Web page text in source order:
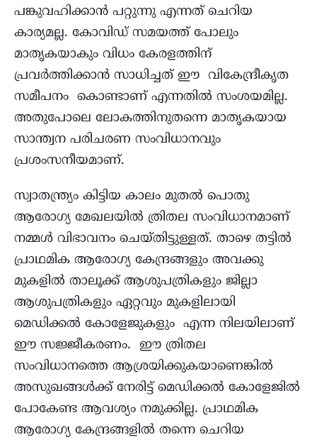
പങ്കുവഹിക്കാൻ പറ്റുന്നു എന്നത് ചെറിയ
കാര്യമല്ല. കോവിഡ് സമയത്ത് പോലും
മാതൃകയാകും വിധം കേരളത്തിന്
പ്രവർത്തിക്കാന്‍ സാധിച്ചത് ഈ വികേന്ദ്രീകൃത
സമീപനം കൊണ്ടാണ് എന്നതിൽ സംശയമില്ല.
അതുപോലെ ലോകത്തിനുതന്നെ മാതൃകയായ
സാന്ത്വന പരിചരണ സംവിധാനവും
പ്രശംസനീയമാണ്.
സ്വാതന്ത്ര്യം കിട്ടിയ കാലം മുതൽ പൊതു
ആരോഗ്യ മേഖലയിൽ ത്രിതല സംവിധാനമാണ്
നമ്മൾ വിഭാവനം ചെയ്തിട്ടുള്ളത്. താഴെ തട്ടില്‍
പ്രാഥമിക ആരോഗ്യ കേന്ദ്രങ്ങളും അവക്കു
മുകളില്‍ താലൂക്ക് ആശുപത്രികളും ജില്ലാ
ആശുപത്രികളും ഏറ്റവും മുകളിലായി
മെഡിക്കൽ കോളേജുകളും എന്ന നിലയിലാണ്
ഈ സജ്ജീകരണം. ഈ ത്രിതല
സംവിധാനത്തെ ആശ്രയിക്കുകയാണെങ്കിൽ
അസുഖങ്ങൾക്ക് നേരിട്ട് മെഡിക്കൽ കോളേജിൽ
പോകേണ്ട ആവശ്യം നമുക്കില്ല. പ്രാഥമിക
ആരോഗ്യ കേന്ദ്രങ്ങളിൽ തന്നെ ചെറിയ